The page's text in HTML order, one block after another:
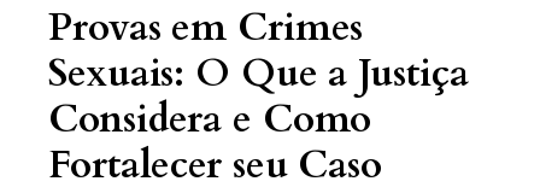
Provas em Crimes
Sexuais: O Que a Justiça
Considera e Como
Fortalecer seu Caso